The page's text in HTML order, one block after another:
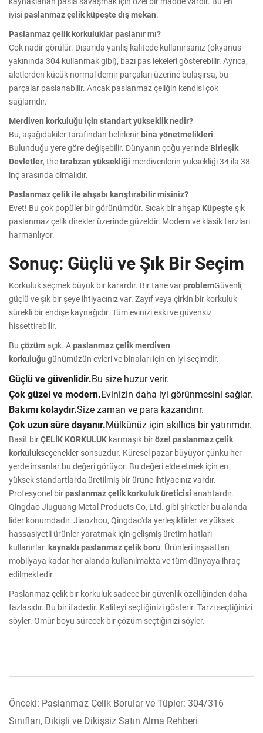
iyisipaslanmaz çelik küpeşte dış mekan.
Paslanmaz çelik korkuluklar paslanır mı?
Çok nadir görülür. Dışarıda yanlış kalitede kullanırsanız (okyanus
yakınında 304 kullanmak gibi), bazı pas lekeleri gösterebilir. Ayrıca,
aletlerden küçük normal demir parçaları üzerine bulaşırsa, bu
parçalar paslanabilir. Ancak paslanmaz çeliğin kendisi çok
sağlamdır.
Merdiven korkuluğu için standart yükseklik nedir?
Bu, aşağıdakiler tarafından belirlenirbina yönetmelikleri.
Bulunduğu yere göre değişebilir. Dünyanın çoğu yerinde Birleşik
Devletler, thetırabzan yüksekliği merdivenlerin yüksekliği 34 ila 38
inç arasında olmalıdır.
Paslanmaz çelik ile ahşabı karıştırabilir misiniz?
Evet! Bu çok popüler bir görünümdür. Sıcak bir ahşap Küpeşte şık
paslanmaz çelik direkler üzerinde güzeldir. Modern ve klasik tarzları
harmanlıyor.
Sonuç: Güçlü ve Şık Bir Seçim
Korkuluk seçmek büyük bir karardır. Bir tane varproblemGüvenli,
güçlü ve şık bir şeye ihtiyacınız var. Zayıf veya çirkin bir korkuluk
sürekli bir endişe kaynağıdır. Tüm evinizi eski ve güvensiz
hissettirebilir.
Bu çözümaçık. Apaslanmaz çeli̇k merdi̇ven
korkuluğu günümüzün evleri ve binaları için en iyi seçimdir.
Güçlü ve güvenlidir.Bu size huzur verir.
Çok güzel ve modern.Evinizin daha iyi görünmesini sağlar.
Bakımı kolaydır.Size zaman ve para kazandırır.
Çok uzun süre dayanır.Mülkünüz için akıllıca bir yatırımdır.
Basit birÇELİK KORKULUK karmaşık birözel paslanmaz çeli̇k
korkulukseçenekler sonsuzdur. Küresel pazar büyüyor çünkü her
yerde insanlar bu değeri görüyor. Bu değeri elde etmek için en
yüksek standartlarda üretilmiş bir ürüne ihtiyacınız vardır.
Profesyonel birpaslanmaz çeli̇k korkuluk üreti̇ci̇si̇ anahtardır.
Qingdao Jiuguang Metal Products Co, Ltd. gibi şirketler bu alanda
lider konumdadır. Jiaozhou, Qingdao'da yerleşiktirler ve yüksek
hassasiyetli ürünler yaratmak için gelişmiş üretim hatları
kullanırlar. kaynaklı paslanmaz çelik boru. Ürünleri inşaattan
mobilyaya kadar her alanda kullanılmakta ve tüm dünyaya ihraç
edilmektedir.
Paslanmaz çelik bir korkuluk sadece bir güvenlik özelliğinden daha
fazlasıdır. Bu bir ifadedir. Kaliteyi seçtiğinizi gösterir. Tarzı seçtiğinizi
söyler. Ömür boyu sürecek bir çözüm seçtiğinizi söyler.
Önceki: Paslanmaz Çelik Borular ve Tüpler: 304/316
Sınıfları, Dikişli ve Dikişsiz Satın Alma Rehberi